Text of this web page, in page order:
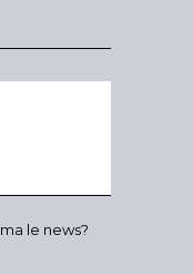
le news?